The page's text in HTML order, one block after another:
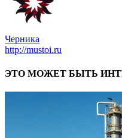
Черника
http://mustoi.ru
ЭТО МОЖЕТ БЫТЬ